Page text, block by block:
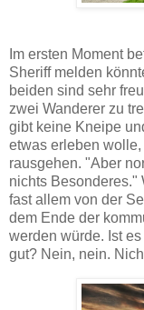
Im ersten Moment
Sheriff melden
beiden sind sehr
zwei Wanderer zu
gibt keine Kneipe
etwas erleben
rausgehen. "Aber
nichts Besonderes."
fast allem von der
dem Ende der
werden würde. Ist
gut? Nein, nein.